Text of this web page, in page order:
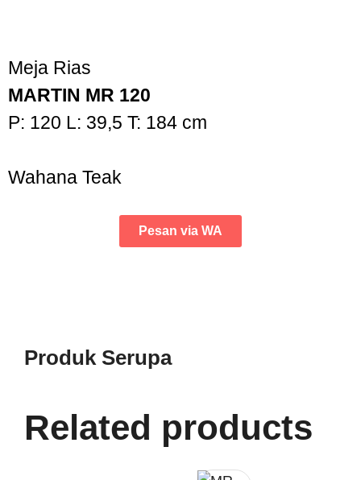
Meja Rias
MARTIN MR 120
P: 120 L: 39,5 T: 184 cm
Wahana Teak
Pesan via WA
Produk Serupa
Related products